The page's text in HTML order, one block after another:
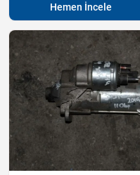
Hemen İncele